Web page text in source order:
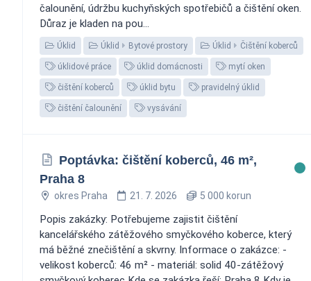
čalounění, údržbu kuchyňských spotřebičů a čištění oken.
Důraz je kladen na pou...
Úklid Úklid Bytové prostory Úklid Čištění koberců
úklidové práce úklid domácnosti mytí oken
čištění koberců úklid bytu pravidelný úklid
čištění čalounění vysávání
Poptávka: čištění koberců, 46 m²,
Praha 8
okres Praha 21. 7. 2026 5 000 korun
Popis zakázky: Potřebujeme zajistit čištění
kancelářského zátěžového smyčkového koberce, který
má běžné znečištění a skvrny. Informace o zakázce: -
velikost koberců: 46 m² - materiál: solid 40-zátěžový